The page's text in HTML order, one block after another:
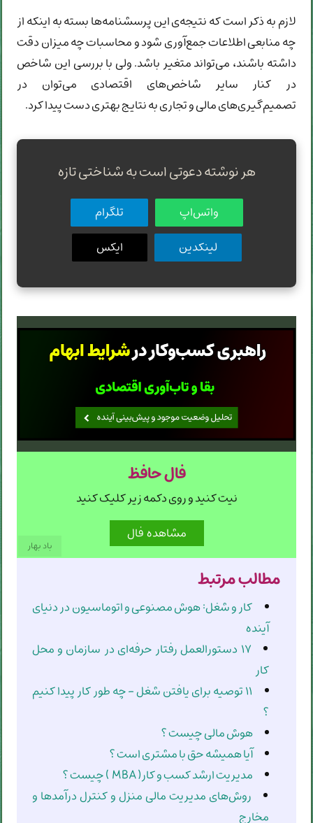
لازم به ذکر است که نتیجه‌ی این پرسشنامه‌ها بسته به اینکه از
چه منابعی اطلاعات جمع‌آوری شود و محاسبات چه میزان دقت
داشته باشند، می‌تواند متغیر باشد. ولی با بررسی این شاخص
در کنار سایر شاخص‌های اقتصادی می‌توان در
تصمیم‌گیری‌های مالی و تجاری به نتایج بهتری دست پیدا کرد.
هر نوشته دعوتی است به شناختی تازه
واتس‌اپ
تلگرام
لینکدین
ایکس
فال حافظ
نیت کنید و روی دکمه زیر کلیک کنید
باد بهار
مطالب مرتبط
کار و شغل: هوش مصنوعی و اتوماسیون در دنیای
آینده
۱۷ دستورالعمل رفتار حرفه‌ای در سازمان و محل
کار
۱۱ توصیه برای یافتن شغل - چه طور کار پیدا کنیم
؟
هوش مالی چیست ؟
آیا همیشه حق با مشتری است ؟
مدیریت ارشد کسب و کار( MBA ) چیست ؟
روش‌های مدیریت مالی منزل و کنترل درآمدها و
مخارج